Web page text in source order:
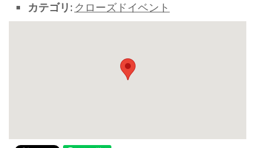
カテゴリ: クローズドイベント